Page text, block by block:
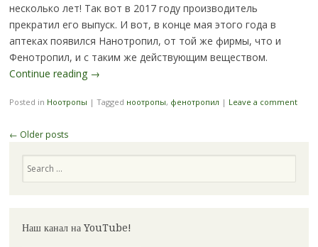
несколько лет! Так вот в 2017 году производитель
прекратил его выпуск. И вот, в конце мая этого года в
аптеках появился Нанотропил, от той же фирмы, что и
Фенотропил, и с таким же действующим веществом.
Continue reading →
Posted in Ноотропы | Tagged ноотропы, фенотропил | Leave a comment
Post
← Older posts
Наш канал на YouTube!